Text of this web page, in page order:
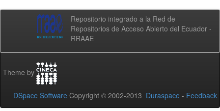
Repositorio integrado a la Red de
Repositorios de Acceso Abierto del Ecuador -
RRAAE
Theme by
DSpace Software Copyright © 2002-2013 Duraspace - Feedback